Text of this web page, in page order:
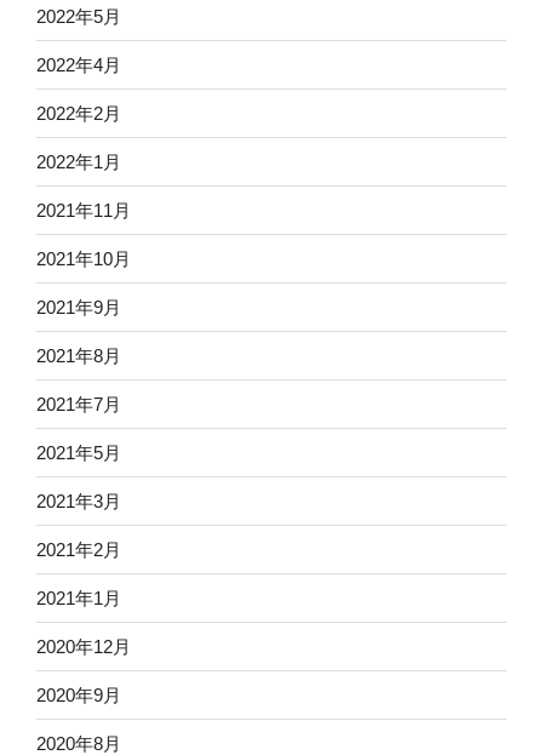
2022年5月
2022年4月
2022年2月
2022年1月
2021年11月
2021年10月
2021年9月
2021年8月
2021年7月
2021年5月
2021年3月
2021年2月
2021年1月
2020年12月
2020年9月
2020年8月